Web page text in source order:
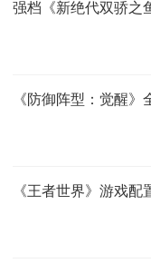
强档《新绝代双骄之
《防御阵型：觉醒》
《王者世界》游戏